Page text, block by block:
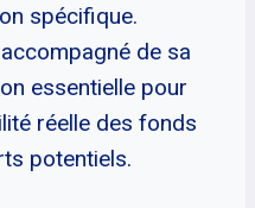
spécifique.
de sa
essentielle pour
réelle des fonds
potentiels.